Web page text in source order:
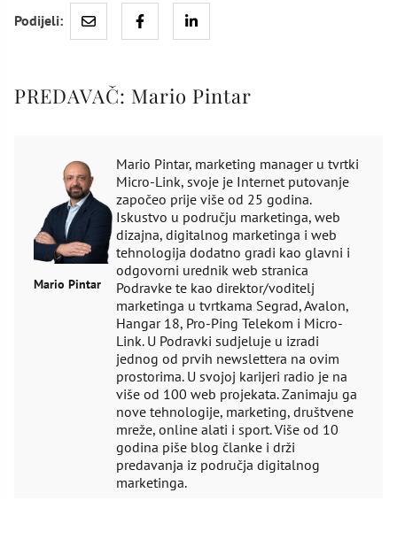
Podijeli:
PREDAVAČ: Mario Pintar
Mario Pintar
Mario Pintar, marketing manager u tvrtki
Micro-Link, svoje je Internet putovanje
započeo prije više od 25 godina.
Iskustvo u području marketinga, web
dizajna, digitalnog marketinga i web
tehnologija dodatno gradi kao glavni i
odgovorni urednik web stranica
Podravke te kao direktor/voditelj
marketinga u tvrtkama Segrad, Avalon,
Hangar 18, Pro-Ping Telekom i Micro-
Link. U Podravki sudjeluje u izradi
jednog od prvih newslettera na ovim
prostorima. U svojoj karijeri radio je na
više od 100 web projekata. Zanimaju ga
nove tehnologije, marketing, društvene
mreže, online alati i sport. Više od 10
godina piše blog članke i drži
predavanja iz područja digitalnog
marketinga.